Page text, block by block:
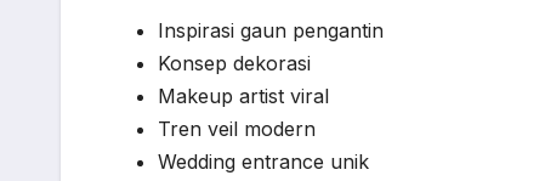
Inspirasi gaun pengantin
Konsep dekorasi
Makeup artist viral
Tren veil modern
Wedding entrance unik